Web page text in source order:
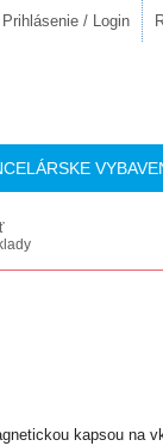
Prihlásenie / Login
kapsou na